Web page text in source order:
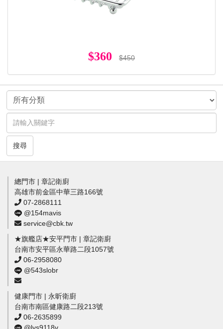
$360 $450
搜尋
總門市 | 章記衛廚
高雄市前金區中華三路166號
07-2868111
@154mavis
service@cbk.tw
★旗艦店★安平門市 | 章記衛廚
台南市安平區永華路二段1057號
06-2958080
@543slobr
健康門市 | 永昕衛廚
台南市南區健康路二段213號
06-2635899